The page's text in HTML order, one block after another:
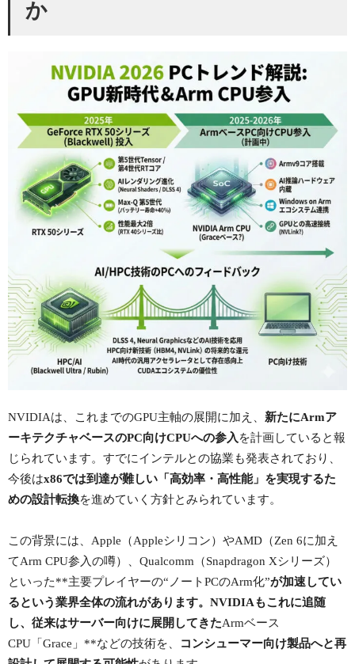
か
NVIDIAは、これまでのGPU主軸の展開に加え、 新たにArmア
ーキテクチャベースのPC向けCPUへの参入 を計画していると報
じられています。すでにインテルとの協業も発表されており、
今後はx86では到達が難しい「高効率・高性能」を実現するた
めの設計転換を進めていく方針とみられています。
この背景には、Apple（Appleシリコン）やAMD（Zen 6に加え
てArm CPU参入の噂）、Qualcomm（Snapdragon Xシリーズ）
といった**主要プレイヤーの“ノートPCのArm化”が加速してい
るという業界全体の流れがあります。NVIDIAもこれに追随
し、従来はサーバー向けに展開してきたArmベース
CPU「Grace」**などの技術を、
コンシューマー向け製品へと再